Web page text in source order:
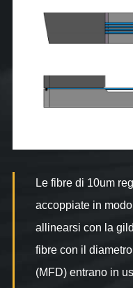
Le fibre di 10um
accoppiate in
allinearsi con la
fibre con il
(MFD) entrano in